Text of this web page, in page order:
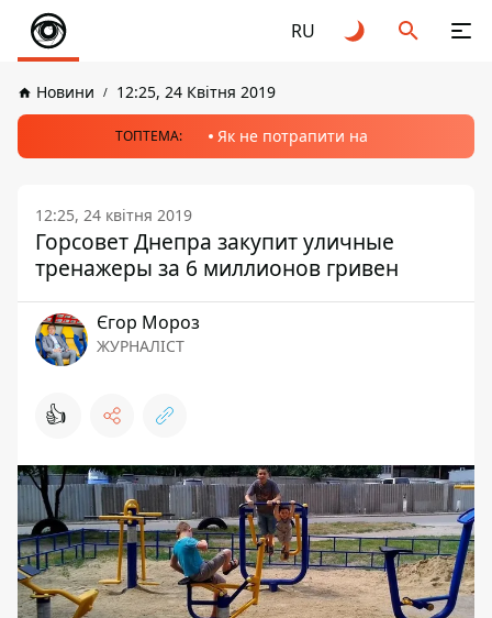
RU
Новини 12:25, 24 Квітня 2019
ТОПТЕМА: Як не потрапити на
12:25, 24 квітня 2019
Горсовет Днепра закупит уличные
тренажеры за 6 миллионов гривен
Єгор Мороз
ЖУРНАЛІСТ
👍